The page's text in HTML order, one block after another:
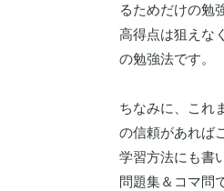
るためだけの勉
高得点は狙えな
の勉強法です。
ちなみに、こ
の信頼があれば
学習方法にも書
問題集＆コマ問